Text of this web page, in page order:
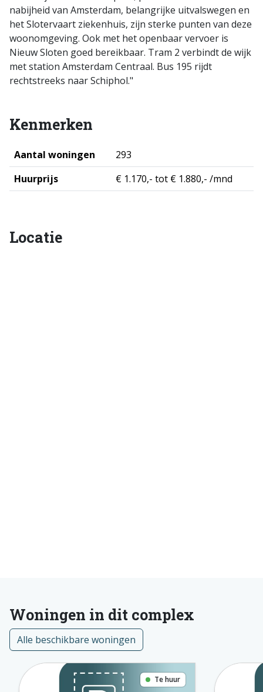
nabijheid van Amsterdam, belangrijke uitvalswegen en
het Slotervaart ziekenhuis, zijn sterke punten van deze
woonomgeving. Ook met het openbaar vervoer is
Nieuw Sloten goed bereikbaar. Tram 2 verbindt de wijk
met station Amsterdam Centraal. Bus 195 rijdt
rechtstreeks naar Schiphol."
Kenmerken
Aantal woningen
293
Huurprijs
€ 1.170,- tot € 1.880,- /mnd
Locatie
Woningen in dit complex
Alle beschikbare woningen
Te huur